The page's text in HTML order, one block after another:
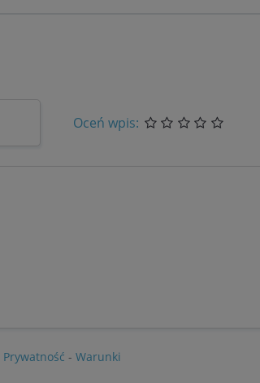
Oceń wpis:
Prywatność - Warunki